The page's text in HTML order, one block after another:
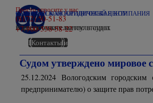
Перейти к контенту
ВОЛОГОДСКАЯ ЮРИДИЧЕСКАЯ КОМПАНИЯ
СЕВЕРНЫЙ КОНСАЛТИНГОВЫЙ ЦЕНТР
Юридические консультации
и представительство в судах
Просто спросите у нас
(8172) 50-51-83
+7-900-558-58-22
Главная
О компании
Мы в СМИ
Победы
Все суды
Контакты
Судом утверждено мировое
25.12.2024 Вологодским
предпринимателю) о защите прав